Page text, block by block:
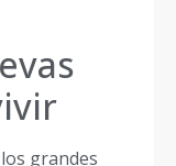
grandes